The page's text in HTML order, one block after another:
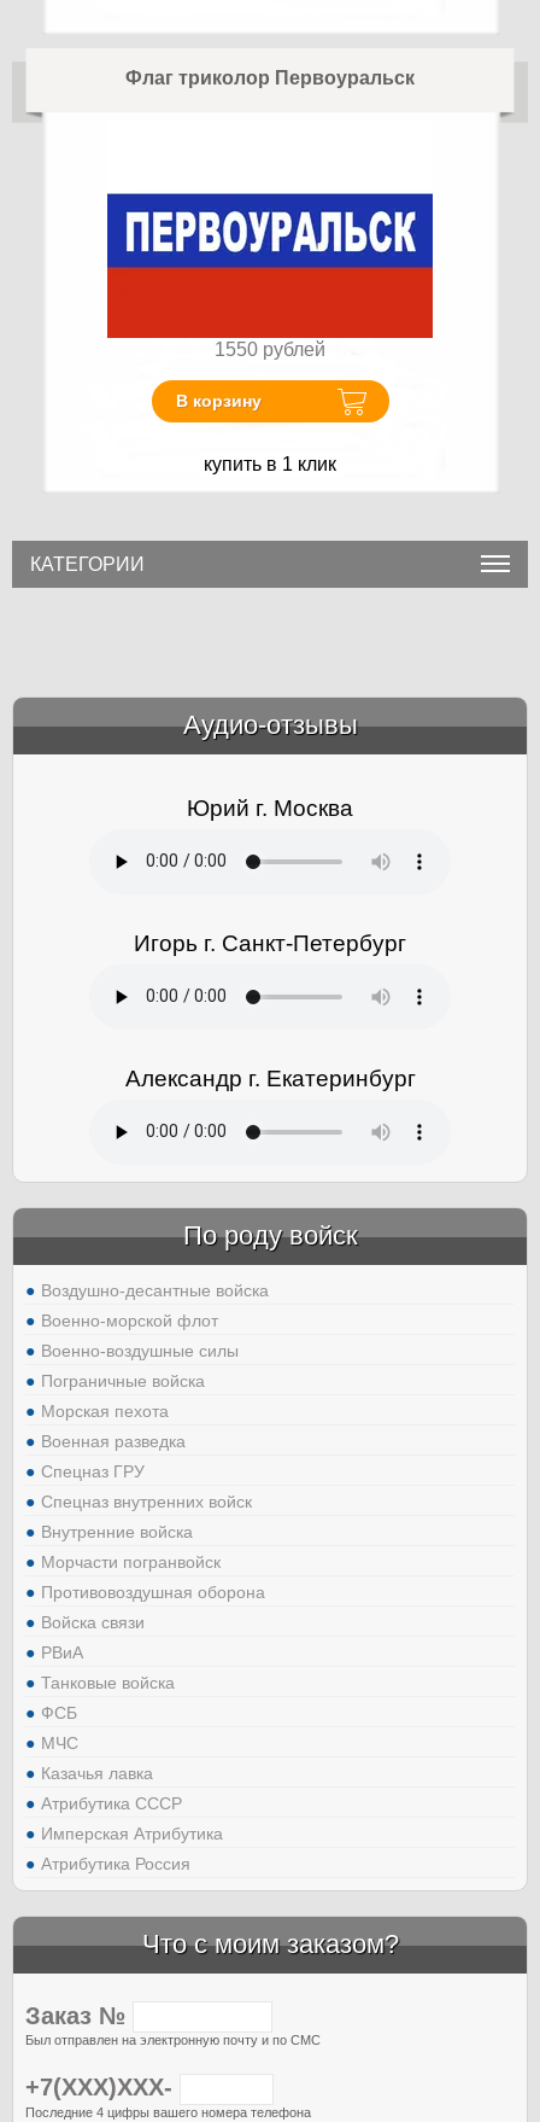
Флаг триколор Первоуральск
1550 рублей
В корзину
купить в 1 клик
КАТЕГОРИИ
Аудио-отзывы
Юрий г. Москва
Игорь г. Санкт-Петербург
Александр г. Екатеринбург
По роду войск
Воздушно-десантные войска
Военно-морской флот
Военно-воздушные силы
Пограничные войска
Морская пехота
Военная разведка
Спецназ ГРУ
Спецназ внутренних войск
Внутренние войска
Морчасти погранвойск
Противовоздушная оборона
Войска связи
РВиА
Танковые войска
ФСБ
МЧС
Казачья лавка
Атрибутика СССР
Имперская Атрибутика
Атрибутика Россия
Что с моим заказом?
Заказ №
Был отправлен на электронную почту и по СМС
+7(XXX)XXX-
Последние 4 цифры вашего номера телефона